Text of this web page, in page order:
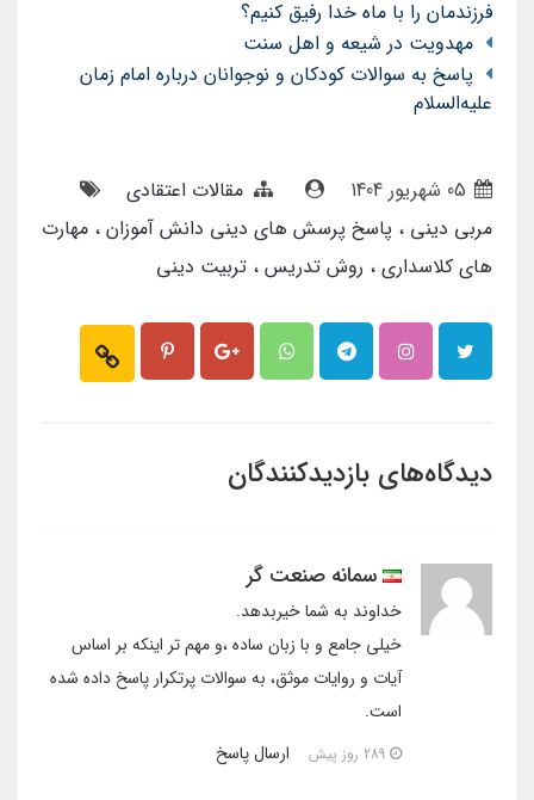
فرزندمان را با ماه خدا رفیق کنیم؟
مهدویت در شیعه و اهل سنت
پاسخ به سوالات کودکان و نوجوانان درباره امام زمان
علیه‌السلام
مقالات اعتقادی
مربی دینی
پاسخ پرسش های دینی دانش آموزان مهارت
های کلاسداری
روش تدریس تربیت دینی
دیدگاه‌های بازدیدکنندگان
سمانه صنعت گر
خداوند به شما خیربدهد.
خیلی جامع و با زبان ساده ،و مهم تر اینکه بر اساس
آیات و روایات موثق، به سوالات پرتکرار پاسخ داده شده
است.
ارسال پاسخ